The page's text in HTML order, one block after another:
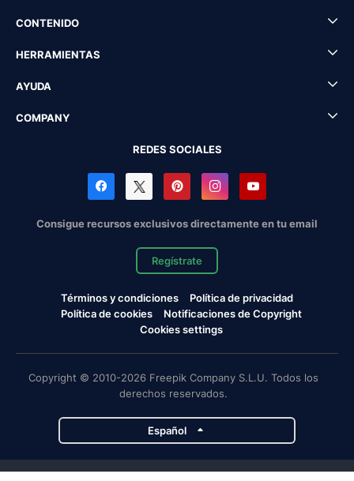
CONTENIDO
HERRAMIENTAS
AYUDA
COMPANY
REDES SOCIALES
Consigue recursos exclusivos directamente en tu email
Regístrate
Términos y condiciones
Política de privacidad
Política de cookies
Notificaciones de Copyright
Cookies settings
Copyright © 2010-2026 Freepik Company S.L.U. Todos los
derechos reservados.
Español